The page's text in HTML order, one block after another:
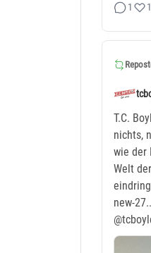
1
T.C.
nichts,
wie der
Welt
new-